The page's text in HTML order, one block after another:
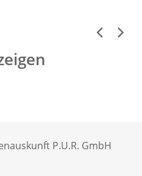
Previous
Next
P.U.R. GmbH